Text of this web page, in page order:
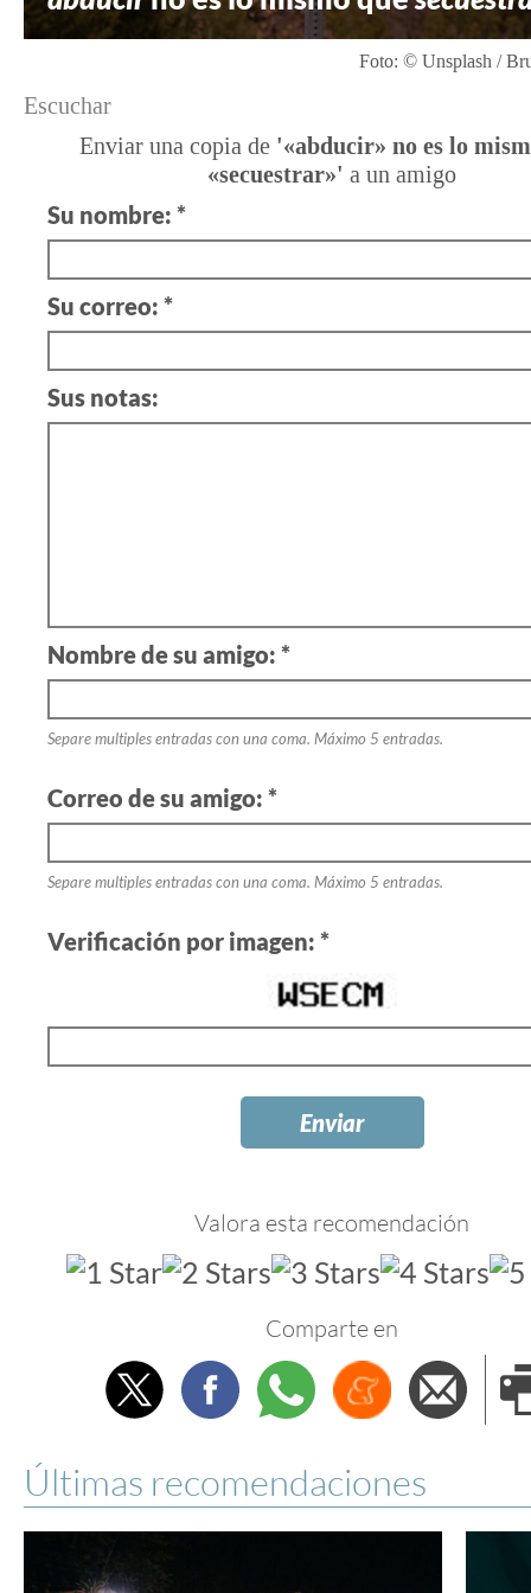
Foto: © Unsplash /
Escuchar
Enviar una copia de '«abducir» no es lo
«secuestrar»' a un amigo
Su nombre: *
Su correo: *
Sus notas:
Nombre de su amigo: *
Separe multiples entradas con una coma. Máximo 5 entradas.
Correo de su amigo: *
Separe multiples entradas con una coma. Máximo 5 entradas.
Verificación por imagen: *
Valora esta recomendación
Comparte en
TwitterFacebookWhatsappMenéame
Últimas recomendaciones